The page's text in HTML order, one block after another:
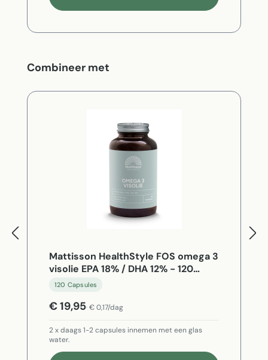
Productgalerij overslaan
Combineer met
Mattisson HealthStyle FOS omega 3
visolie EPA 18% / DHA 12% - 120
Capsules
120 Capsules
€ 19,95 € 0,17/dag
2 x daags 1-2 capsules innemen met een glas
water.